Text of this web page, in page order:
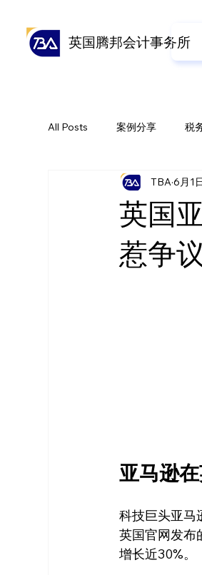
英国腾邦会计事务所
All Posts 案例分享 税
会计业务
英国
惹争
TBA6月1
亚马逊
科技巨头亚马
英国官网发布
增长近30%。